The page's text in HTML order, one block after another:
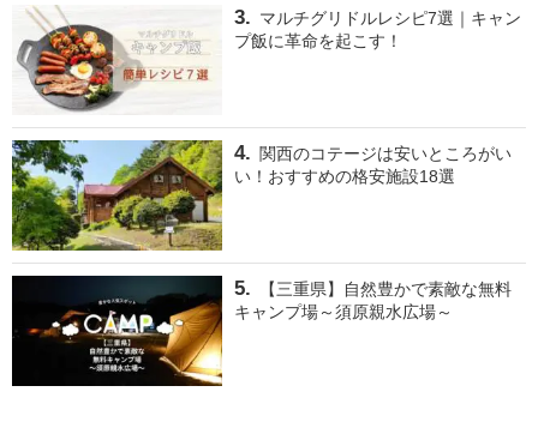
マルチグリドルレシピ7選｜キャン
プ飯に革命を起こす！
関西のコテージは安いところがい
い！おすすめの格安施設18選
【三重県】自然豊かで素敵な無料
キャンプ場～須原親水広場～